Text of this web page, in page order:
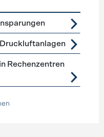
Prozesse
Rechenzentren